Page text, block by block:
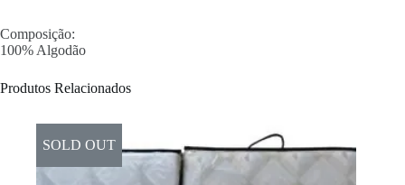
Composição:
100% Algodão
Produtos Relacionados
SOLD OUT